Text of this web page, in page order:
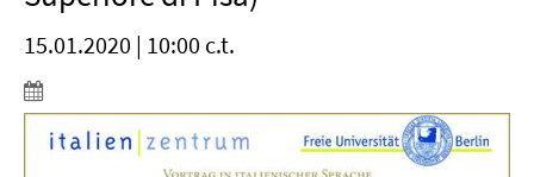
15.01.2020 | 10:00 c.t.